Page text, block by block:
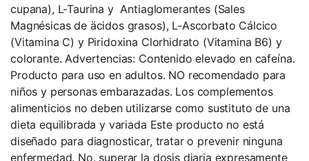
cupana), L-Taurina y Antiaglomerantes (Sales
Magnésicas de äcidos grasos), L-Ascorbato Cálcico
(Vitamina C) y Piridoxina Clorhidrato (Vitamina B6) y
colorante. Advertencias: Contenido elevado en cafeína.
Producto para uso en adultos. NO recomendado para
niños y personas embarazadas. Los complementos
alimenticios no deben utilizarse como sustituto de una
dieta equilibrada y variada Este producto no está
diseñado para diagnosticar, tratar o prevenir ninguna
enfermedad. No. superar la dosis diaria expresamente